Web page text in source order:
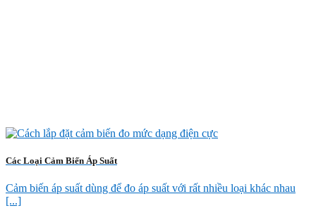
Các Loại Cảm Biến Áp Suất
Cảm biến áp suất dùng để đo áp suất với rất nhiều loại khác nhau
[...]